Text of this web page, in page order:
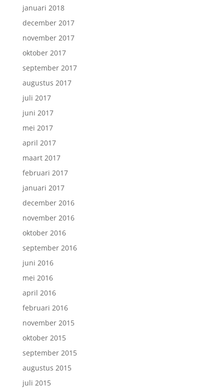
januari 2018
december 2017
november 2017
oktober 2017
september 2017
augustus 2017
juli 2017
juni 2017
mei 2017
april 2017
maart 2017
februari 2017
januari 2017
december 2016
november 2016
oktober 2016
september 2016
juni 2016
mei 2016
april 2016
februari 2016
november 2015
oktober 2015
september 2015
augustus 2015
juli 2015